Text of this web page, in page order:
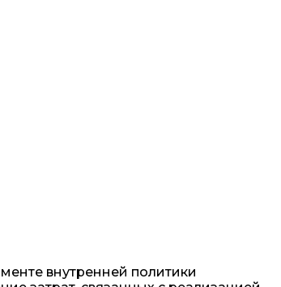
внутренней политики